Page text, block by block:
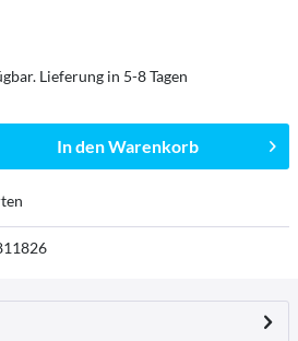
Lieferung in 5-8 Tagen
In denWarenkorb